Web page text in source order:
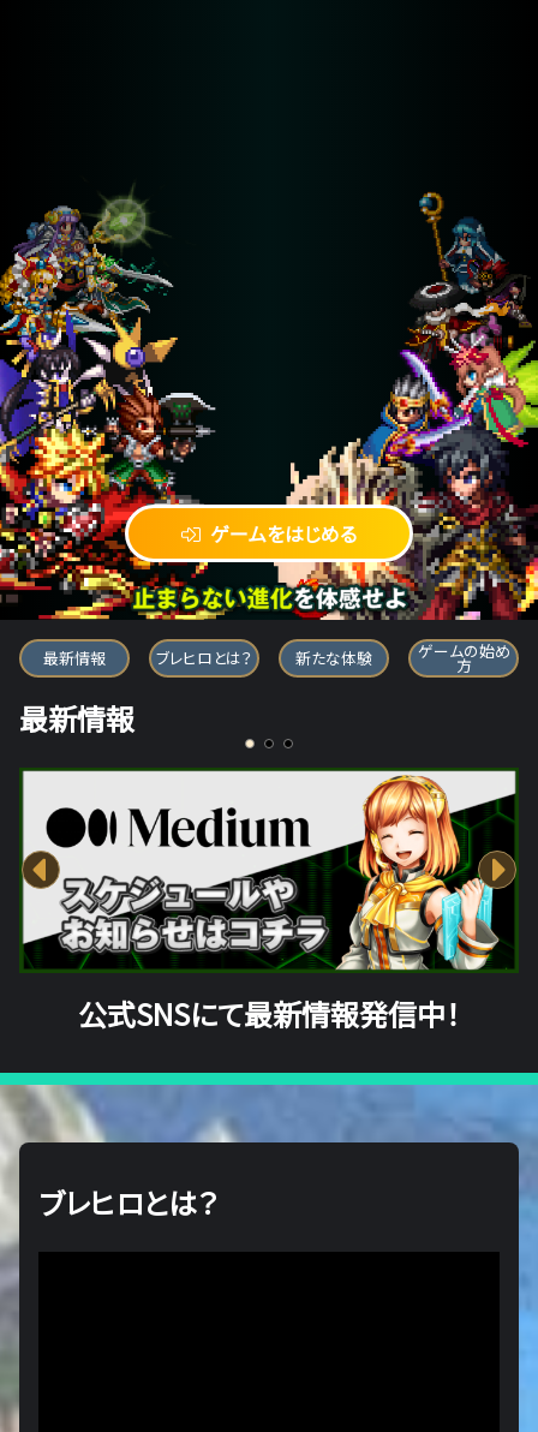
ゲームをはじめる
ブレイブ フロンティア ヒーローズ
最新情報 ブレヒロとは？ 新たな体験 ゲームの始め
方
最新情報
公式SNSにて最新情報発信中！
ブレヒロとは？